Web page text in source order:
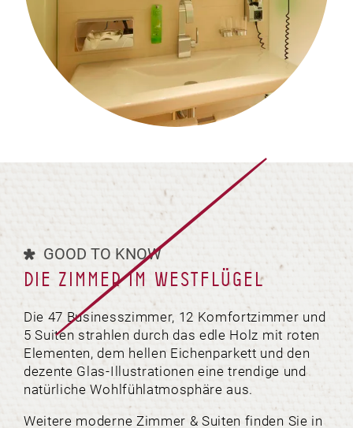
GOOD TO KNOW
DIE ZIMMER IM WESTFLÜGEL
Die 47 Businesszimmer, 12 Komfortzimmer und
5 Suiten strahlen durch das edle Holz mit roten
Elementen, dem hellen Eichenparkett und den
dezente Glas-Illustrationen eine trendige und
natürliche Wohlfühlatmosphäre aus.
Weitere moderne Zimmer & Suiten finden Sie in